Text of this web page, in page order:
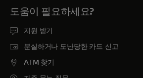
도움이 필요하세요?
지원 받기
분실하거나 도난당한 카드 신고
ATM 찾기